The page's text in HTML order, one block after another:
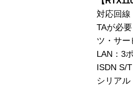
対応回線
TAが必
ツ・サー
LAN：3
ISDN S/
シリアル